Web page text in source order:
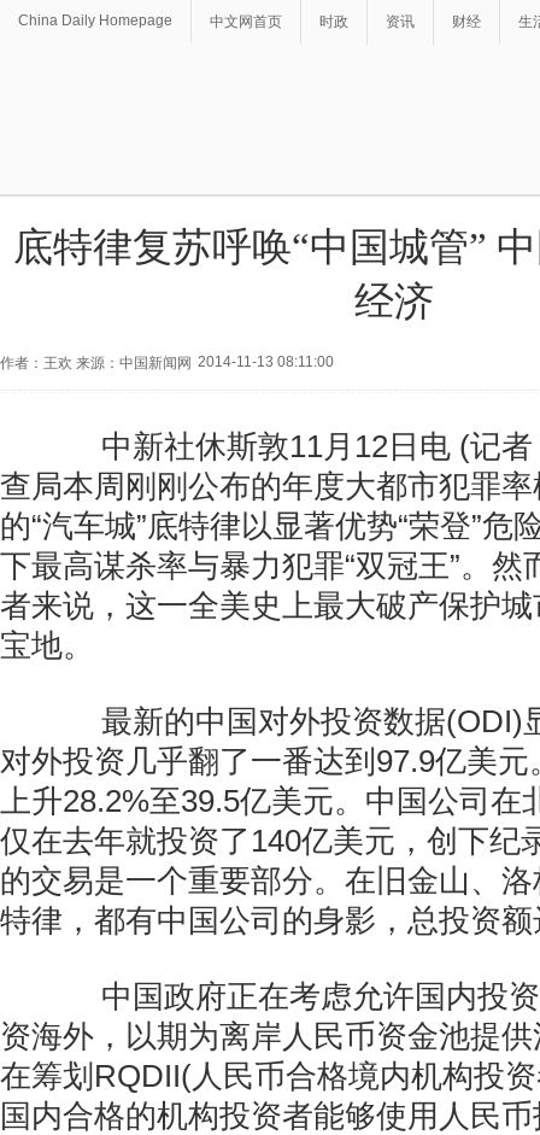
China Daily Homepage 中文网首页 时政 资讯 财经 生
底特律复苏呼唤“中国城管”
经济
作者：王欢 来源：中国新闻网 2014-11-13 08:11:00
中新社休斯敦11月12日电 (记者
查局本周刚刚公布的年度大都市犯罪
的“汽车城”底特律以显著优势“荣登”危
下最高谋杀率与暴力犯罪“双冠王”。然
者来说，这一全美史上最大破产保护
宝地。
最新的中国对外投资数据(ODI)
对外投资几乎翻了一番达到97.9亿美
上升28.2%至39.5亿美元。中国公司在
仅在去年就投资了140亿美元，创下纪
的交易是一个重要部分。在旧金山、
特律，都有中国公司的身影，总投资
中国政府正在考虑允许国内投资
资海外，以期为离岸人民币资金池提
在筹划RQDII(人民币合格境内机构投
国内合格的机构投资者能够使用人民